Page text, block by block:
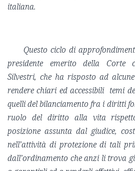
italiana.
Questo ciclo di
presidente emerito della Corte
Silvestri, che ha risposto ad
rendere chiari ed accessibili temi
quelli del bilanciamento fra i diritti
ruolo del diritto alla vita
posizione assunta dal giudice,
nell’attività di protezione di tali
dall’ordinamento che anzi li trova